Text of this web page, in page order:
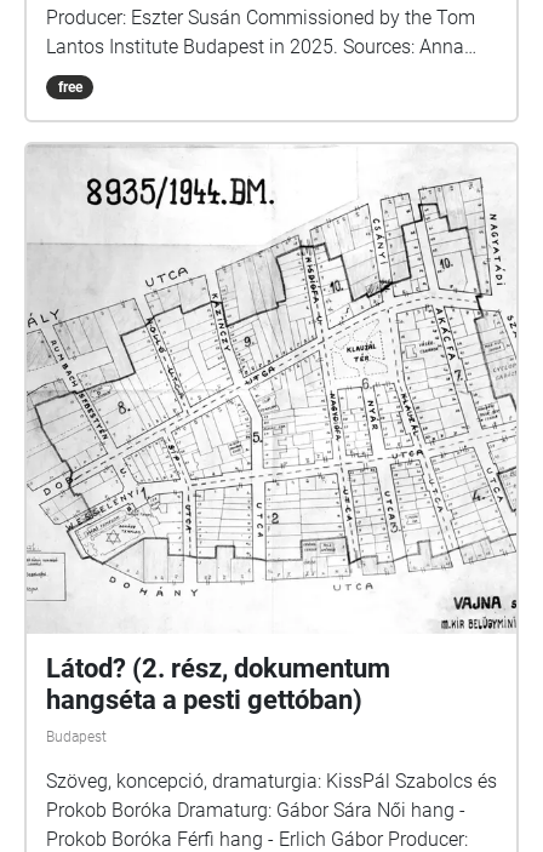
Producer: Eszter Susán Commissioned by the Tom
Lantos Institute Budapest in 2025. Sources: Anna
Perczel: Defenceless Heritage / Krisztián Ungváry,
Randolph L. Braham: The Politics of Genocide /
Géza Komoróczy / Dr. Ágnes Ságvári: Let us
remember the victims\_Holocaust of the Jewish
community in Budapest\_1994 / Hungarian Jewish
Museum and Archives / László Bernát Veszprémy:
Traitors to our fellow sufferers? / Ernő Munkácsi:
How did it happen? / Szabolcs Szita: The struggle for
survival in the Pest ghetto / Tim Cole: Holocaust city
/ Memories of the Budapest Ghetto, edited by Gábor
Dombi https://www.csillagoshazak.hu/
free
Látod? (2. rész, dokumentum
hangséta a pesti gettóban)
Budapest
Szöveg, koncepció, dramaturgia: KissPál Szabolcs és
Prokob Boróka Dramaturg: Gábor Sára Női hang -
Prokob Boróka Férfi hang - Erlich Gábor Producer: